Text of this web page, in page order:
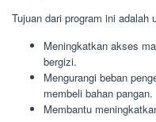
Tujuan dari program ini adalah
Meningkatkan akses
bergizi.
Mengurangi beban
membeli bahan pangan.
Membantu